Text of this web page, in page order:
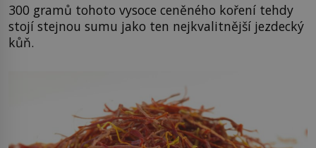
300 gramů tohoto vysoce ceněného koření tehdy
stojí stejnou sumu jako ten nejkvalitnější jezdecký
kůň.